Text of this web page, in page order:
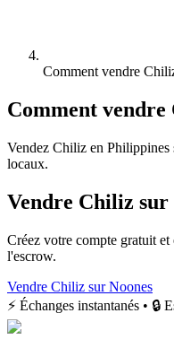
Comment vendre
Comment
Vendez Chiliz en Philippines
locaux.
Vendre Chiliz sur
Créez votre compte gratuit et
l'escrow.
Vendre Chiliz sur Noones
⚡ Échanges instantanés •